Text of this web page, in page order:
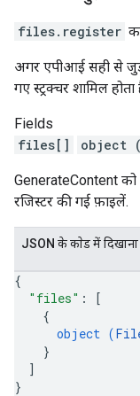
files.register
अगर एपीआई सही से
गए स्ट्रक्चर शामिल होता
Fields
files[]
object (
GenerateContent
रजिस्टर की गई फ़ाइलें.
JSON के काेड में दिखाना
{
"files" :
[
{
object (
}
]
}